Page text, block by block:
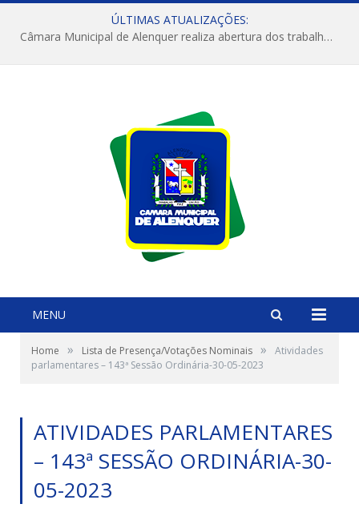
ÚLTIMAS ATUALIZAÇÕES:
Câmara Municipal de Alenquer realiza abertura dos trabalhos do 4º Período Legislativo
MENU
Home » Lista de Presença/Votações Nominais »
Atividades
parlamentares – 143ª Sessão Ordinária-30-05-2023
ATIVIDADES PARLAMENTARES
– 143ª SESSÃO ORDINÁRIA-30-
05-2023